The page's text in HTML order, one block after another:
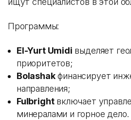
Программы:
El-Yurt Umidi выделяет
приоритетов;
Bolashakфинансирует
направления;
Fulbrightвключает
минералами и горное дело.